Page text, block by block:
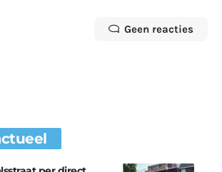
Geen reacties